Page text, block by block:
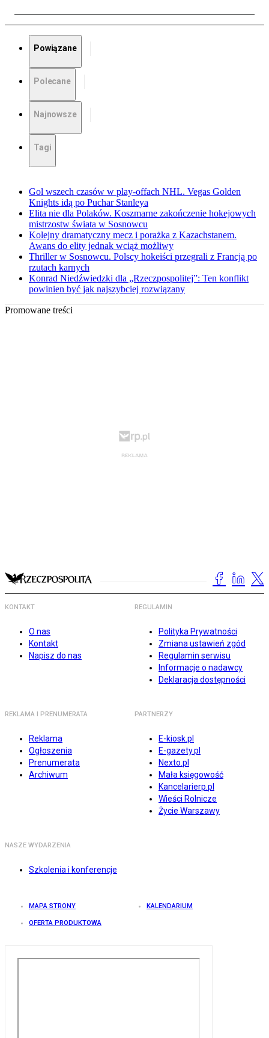
Powiązane
Polecane
Najnowsze
Tagi
Gol wszech czasów w play-offach NHL. Vegas Golden
Knights idą po Puchar Stanleya
Elita nie dla Polaków. Koszmarne zakończenie hokejowych
mistrzostw świata w Sosnowcu
Kolejny dramatyczny mecz i porażka z Kazachstanem.
Awans do elity jednak wciąż możliwy
Thriller w Sosnowcu. Polscy hokeiści przegrali z Francją po
rzutach karnych
Konrad Niedźwiedzki dla „Rzeczpospolitej”: Ten konflikt
powinien być jak najszybciej rozwiązany
Promowane treści
KONTAKT
O nas
Kontakt
Napisz do nas
REGULAMIN
Polityka Prywatności
Zmiana ustawień zgód
Regulamin serwisu
Informacje o nadawcy
Deklaracja dostępności
REKLAMA I PRENUMERATA
Reklama
Ogłoszenia
Prenumerata
Archiwum
PARTNERZY
E-kiosk.pl
E-gazety.pl
Nexto.pl
Mała księgowość
Kancelarierp.pl
Wieści Rolnicze
Życie Warszawy
NASZE WYDARZENIA
Szkolenia i konferencje
MAPA STRONY KALENDARIUM
OFERTA PRODUKTOWA